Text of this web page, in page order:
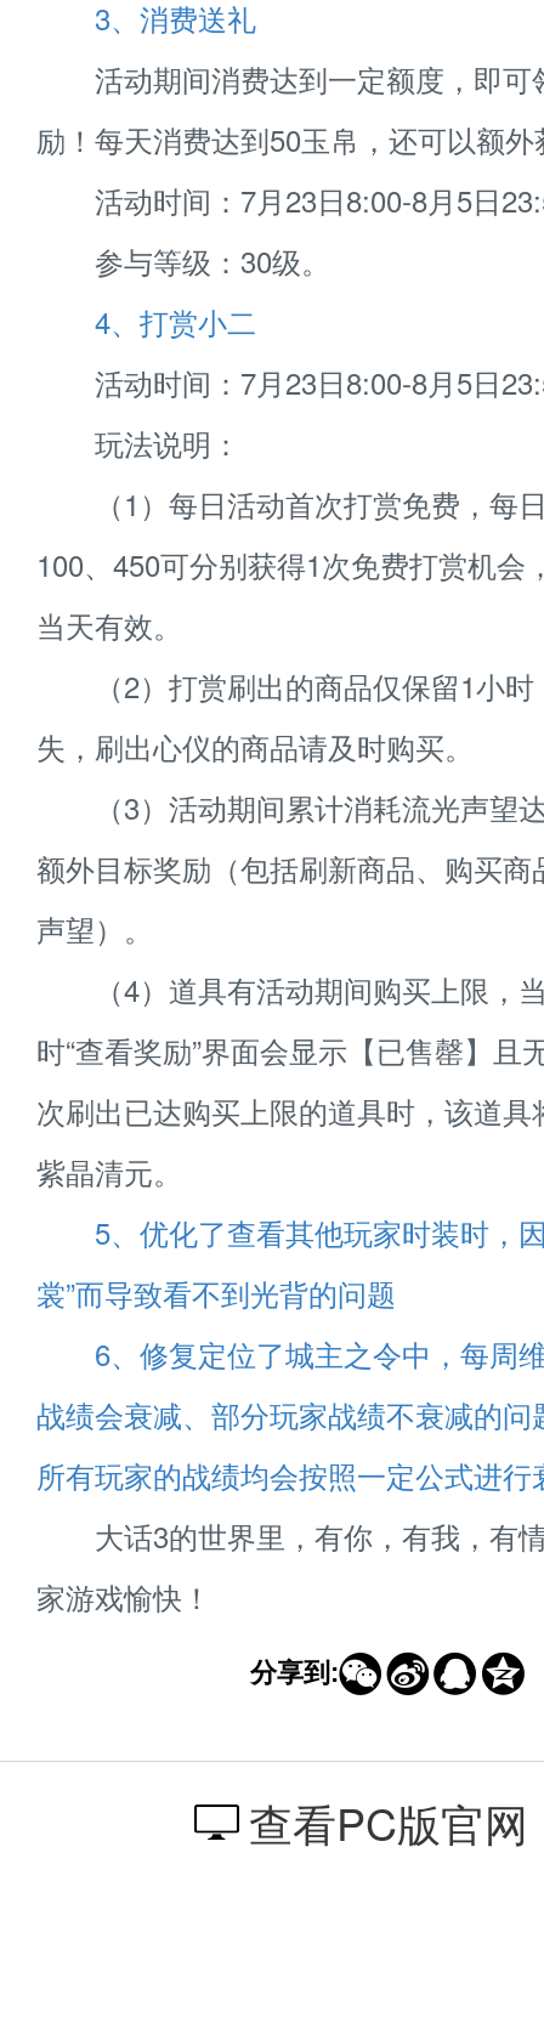
3、消费送礼
活动期间消费达到一定额度，即可
励！每天消费达到50玉帛，还可以额
活动时间：7月23日8:00-8月5日
参与等级：30级。
4、打赏小二
活动时间：7月23日8:00-8月5日
玩法说明：
（1）每日活动首次打赏免费，每
100、450可分别获得1次免费打赏机会
当天有效。
（2）打赏刷出的商品仅保留1小时
失，刷出心仪的商品请及时购买。
（3）活动期间累计消耗流光声望
额外目标奖励（包括刷新商品、购买
声望）。
（4）道具有活动期间购买上限，
时“查看奖励”界面会显示【已售罄】且
次刷出已达购买上限的道具时，该道
紫晶清元。
5、优化了查看其他玩家时装时，
裳”而导致看不到光背的问题
6、修复定位了城主之令中，每周
战绩会衰减、部分玩家战绩不衰减的
所有玩家的战绩均会按照一定公式进行
大话3的世界里，有你，有我，有
家游戏愉快！
分享到:
查看PC版官网